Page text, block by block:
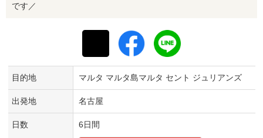
です／
目的地 マルタ マルタ島マルタ セント ジュリアンズ
出発地 名古屋
日数 6日間